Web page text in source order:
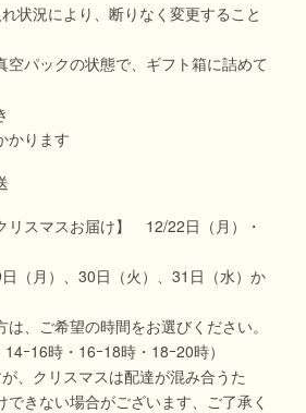
状況により、断りなく変更すること
空パックの状態で、ギフト箱に詰めて
かります
スマスお届け】 12/22日（月）・
日（月）、30日（火）、31日（水）か
は、ご希望の時間をお選びください。
14ｰ16時・16ｰ18時・18ｰ20時）
、クリスマスは配達が混み合うた
きない場合がございます、ご了承く